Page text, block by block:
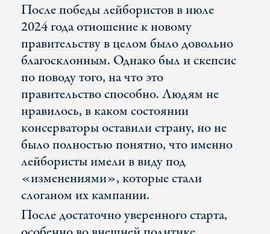
После победы лейбористов в июле
2024 года отношение к новому
правительству в целом было довольно
благосклонным. Однако был и скепсис
по поводу того, на что это
правительство способно. Людям не
нравилось, в каком состоянии
консерваторы оставили страну, но не
было полностью понятно, что именно
лейбористы имели в виду под
«изменениями», которые стали
слоганом их кампании.
После достаточно уверенного старта,